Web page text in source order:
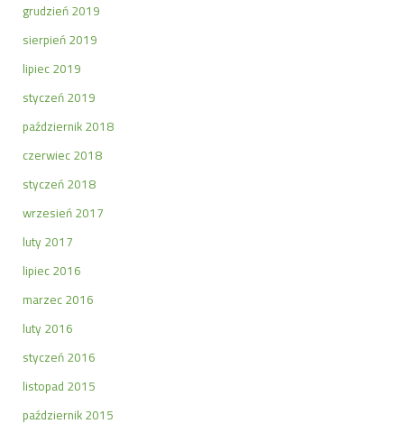
grudzień 2019
sierpień 2019
lipiec 2019
styczeń 2019
październik 2018
czerwiec 2018
styczeń 2018
wrzesień 2017
luty 2017
lipiec 2016
marzec 2016
luty 2016
styczeń 2016
listopad 2015
październik 2015